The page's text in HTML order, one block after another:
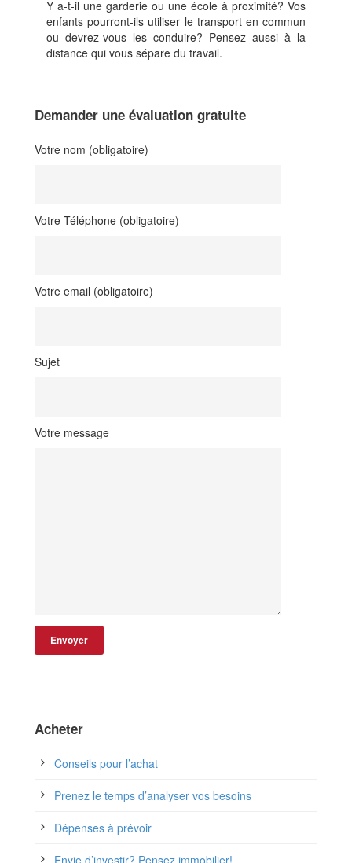
Y a-t-il une garderie ou une école à proximité? Vos
enfants pourront-ils utiliser le transport en commun
ou devrez-vous les conduire? Pensez aussi à la
distance qui vous sépare du travail.
Demander une évaluation gratuite
Votre nom (obligatoire)
Votre Téléphone (obligatoire)
Votre email (obligatoire)
Sujet
Votre message
Acheter
Conseils pour l’achat
Prenez le temps d’analyser vos besoins
Dépenses à prévoir
Envie d’investir? Pensez immobilier!